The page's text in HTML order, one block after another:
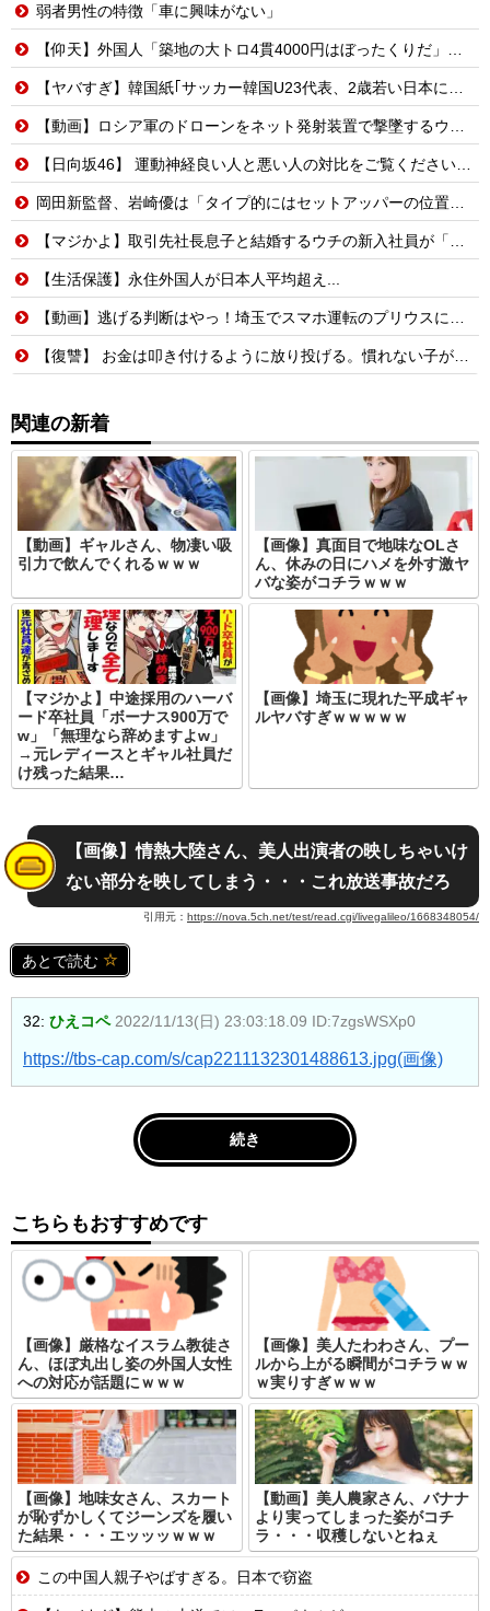
弱者男性の特徴「車に興味がない」
【仰天】外国人「築地の大トロ4貫4000円はぼったくりだ」→日本人の反応が真っ二つに
【ヤバすぎ】韓国紙｢サッカー韓国U23代表、2歳若い日本に負けると歴史的屈辱｣
【動画】ロシア軍のドローンをネット発射装置で撃墜するウクライナ。
【日向坂46】 運動神経良い人と悪い人の対比をご覧ください…
岡田新監督、岩崎優は「タイプ的にはセットアッパーの位置が一番合うてる」←おーん
【マジかよ】取引先社長息子と結婚するウチの新入社員が「結婚も契約も中止になりました…」→俺「こっちもグループ全社の取引中止しよう」
【生活保護】永住外国人が日本人平均超え...
【動画】逃げる判断はやっ！埼玉でスマホ運転のプリウスに当て逃げされる車載。
【復讐】 お金は叩き付けるように放り投げる。慣れない子がレジ打つと舌打ちしておっせーなと言う。
関連の新着
【動画】ギャルさん、物凄い吸
引力で飲んでくれるｗｗｗ
【画像】真面目で地味なOLさ
ん、休みの日にハメを外す激ヤ
バな姿がコチラｗｗｗ
【マジかよ】中途採用のハーバ
ード卒社員「ボーナス900万で
w」「無理なら辞めますよw」
→元レディースとギャル社員だ
け残った結果…
【画像】埼玉に現れた平成ギャ
ルヤバすぎｗｗｗｗｗ
【画像】情熱大陸さん、美人出演者の映しちゃいけ
ない部分を映してしまう・・・これ放送事故だろ
引用元： https://nova.5ch.net/test/read.cgi/livegalileo/1668348054/
あとで読む
32: ひえコペ 2022/11/13(日) 23:03:18.09 ID:7zgsWSXp0
https://tbs-cap.com/s/cap2211132301488613.jpg(画像)
続き
こちらもおすすめです
【画像】厳格なイスラム教徒さ
ん、ほぼ丸出し姿の外国人女性
への対応が話題にｗｗｗ
【画像】美人たわわさん、プー
ルから上がる瞬間がコチラｗｗ
ｗ実りすぎｗｗｗ
【画像】地味女さん、スカート
が恥ずかしくてジーンズを履い
た結果・・・エッッッｗｗｗ
【動画】美人農家さん、バナナ
より実ってしまった姿がコチ
ラ・・・収穫しないとねぇ
この中国人親子やばすぎる。日本で窃盗